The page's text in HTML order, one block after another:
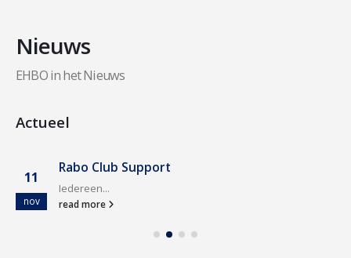
Nieuws
EHBO in het Nieuws
Actueel
11
nov
Rabo Club Support
Iedereen...
read more